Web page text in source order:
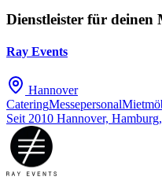
Dienstleister für deinen
Ray Events
Hannover
CateringMessepersonal
Seit 2010 Hannover,